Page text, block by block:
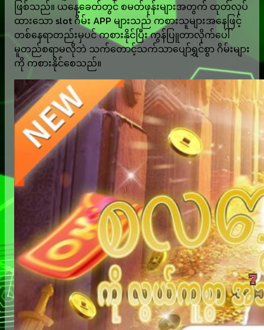
ဖြစ်သည်။ ယနေ့ခေတ်တွင် စမတ်ဖုန်းများအတွက် ထုတ်လုပ်
ထားသော slot ဂိမ်း APP များသည် ကစားသူများအနေဖြင့်
တစ်နေရာတည်းမှပင် ကစားနိုင်ပြီး ကွန်ပြူတာလိုက်ပေါ်
မူတည်စရာမလိုဘဲ သက်တောင့်သက်သာပျော်ရွှင်စွာ ဂိမ်းများ
ကို ကစားနိုင်စေသည်။